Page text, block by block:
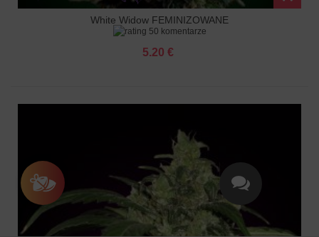
White Widow FEMINIZOWANE
50 komentarze
5.20 €